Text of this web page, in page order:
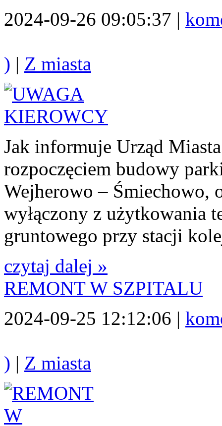
2024-09-26 09:05:37 |
) | Z miasta
Jak informuje Urząd
rozpoczęciem budowy
Wejherowo – Śmiechowo,
wyłączony z użytkowania
gruntowego przy stacji
czytaj dalej »
REMONT W SZPITALU
2024-09-25 12:12:06 |
) | Z miasta